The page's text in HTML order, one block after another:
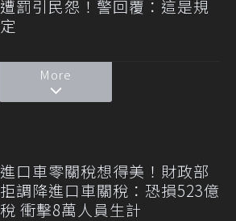
遭罰引民怨！警回覆：這是規
定
More
進口車零關稅想得美！財政部
拒調降進口車關稅：恐損523億
稅 衝擊8萬人員生計